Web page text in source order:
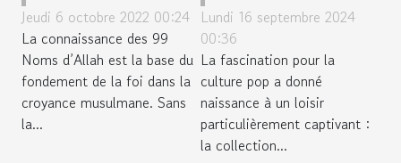
Pourquoi devez-
vous lire le
calendrier
chevalet aux 99
Noms d’Allah ?
Jeudi 6 octobre 2022 00:24
La connaissance des 99
Noms d’Allah est la base du
fondement de la foi dans la
croyance musulmane. Sans
la...
enrichir sa
collection de
figurines de
culture pop
Lundi 16 septembre 2024
00:36
La fascination pour la
culture pop a donné
naissance à un loisir
particulièrement captivant :
la collection...